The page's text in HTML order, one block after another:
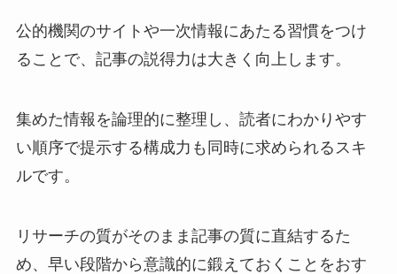
公的機関のサイトや一次情報にあたる習慣をつけ
ることで、記事の説得力は大きく向上します。
集めた情報を論理的に整理し、読者にわかりやす
い順序で提示する構成力も同時に求められるスキ
ルです。
リサーチの質がそのまま記事の質に直結するた
め、早い段階から意識的に鍛えておくことをおす